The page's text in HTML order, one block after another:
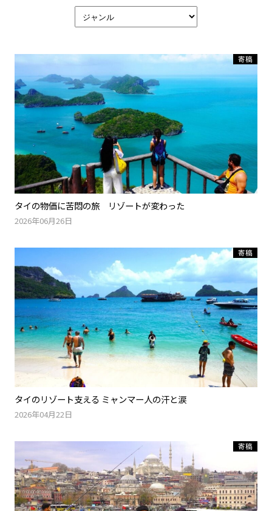
タイの物価に苦悶の旅 リゾートが変わった
2026年06月26日
寄稿
タイのリゾート支える ミャンマー人の汗と涙
2026年04月22日
寄稿
寄稿